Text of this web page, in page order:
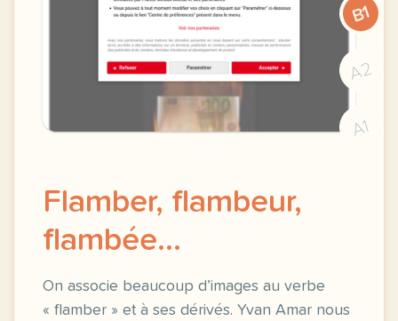
B1
A2
A1
Flamber, flambeur,
flambée...
On associe beaucoup d’images au verbe
« flamber » et à ses dérivés. Yvan Amar nous